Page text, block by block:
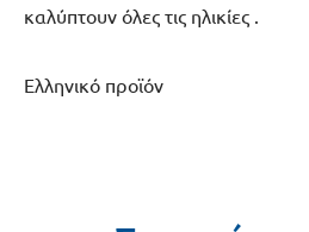
καλύπτουν όλες τις ηλικίες .
Ελληνικό προϊόν